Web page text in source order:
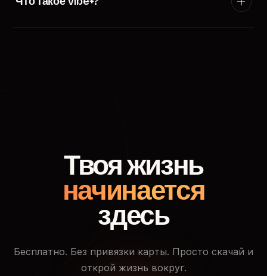
Твоя жизнь
начинается
здесь
Бесплатно. Без привязки карты. Просто скачай и
открой жизнь вокруг.